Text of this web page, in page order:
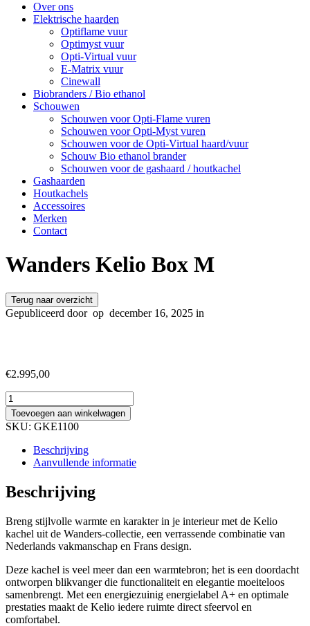
Over ons
Elektrische haarden
Optiflame vuur
Optimyst vuur
Opti-Virtual vuur
E-Matrix vuur
Cinewall
Biobranders / Bio ethanol
Schouwen
Schouwen voor Opti-Flame vuren
Schouwen voor Opti-Myst vuren
Schouwen voor de Opti-Virtual haard/vuur
Schouw Bio ethanol brander
Schouwen voor de gashaard / houtkachel
Gashaarden
Houtkachels
Accessoires
Merken
Contact
Wanders Kelio Box M
Terug naar overzicht
Gepubliceerd door op december 16, 2025 in
€2.995,00
Wanders
Kelio
Box
M
aantal
Toevoegen aan winkelwagen
SKU: GKE1100
Beschrijving
Aanvullende informatie
Beschrijving
Breng stijlvolle warmte en karakter in je interieur met de Kelio
kachel uit de Wanders-collectie, een verrassende combinatie van
Nederlands vakmanschap en Frans design.
Deze kachel is veel meer dan een warmtebron; het is een doordacht
ontworpen blikvanger die functionaliteit en elegantie moeiteloos
samenbrengt. Met een energiezuinig energielabel A+ en optimale
prestaties maakt de Kelio iedere ruimte direct sfeervol en
comfortabel.